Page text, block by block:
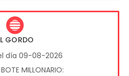
GORDO
día 09-08-2026
MILLONARIO: